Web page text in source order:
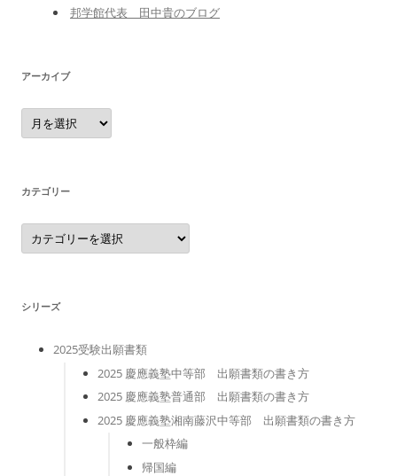
邦学館代表 田中貴のブログ
アーカイブ
ア
ー
カ
カテゴリー
カ
テ
ゴ
シリーズ
2025受験出願書類
2025 慶應義塾中等部 出願書類の書き方
2025 慶應義塾普通部 出願書類の書き方
2025 慶應義塾湘南藤沢中等部 出願書類の書き方
一般枠編
帰国編